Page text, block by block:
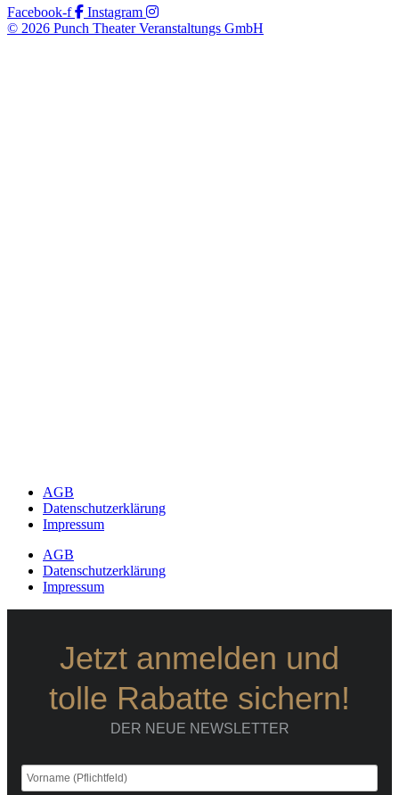
Facebook-f
Instagram
© 2026 Punch Theater Veranstaltungs GmbH
AGB
Datenschutzerklärung
Impressum
AGB
Datenschutzerklärung
Impressum
Jetzt anmelden und
tolle Rabatte sichern!
DER NEUE NEWSLETTER